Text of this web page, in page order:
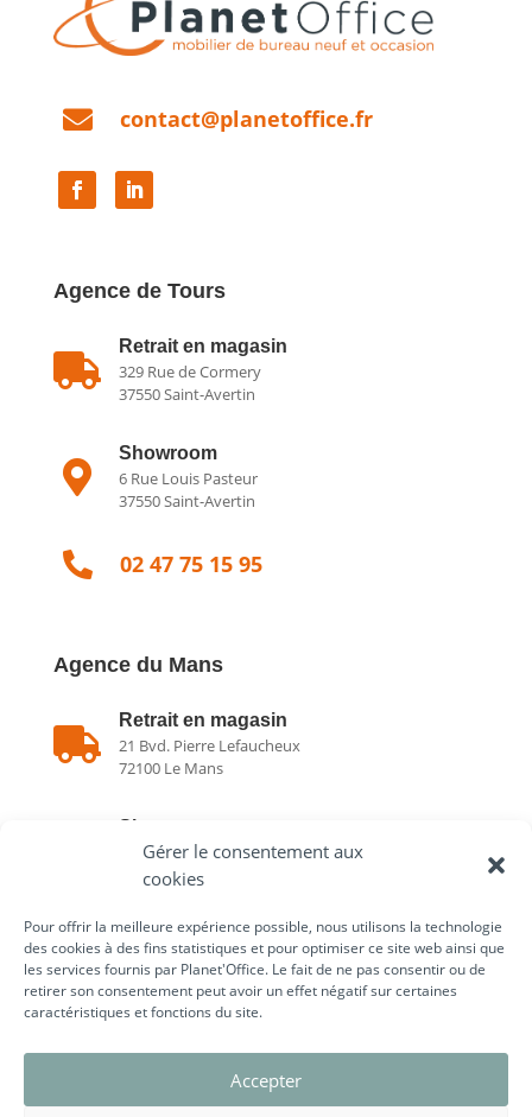
Gérer le consentement aux
cookies
Pour offrir la meilleure expérience possible, nous utilisons la technologie
des cookies à des fins statistiques et pour optimiser ce site web ainsi que
les services fournis par Planet'Office. Le fait de ne pas consentir ou de
retirer son consentement peut avoir un effet négatif sur certaines
caractéristiques et fonctions du site.
Accepter
 contact@planetoffice.fr
Agence de Tours

Retrait en magasin
329 Rue de Cormery
37550 Saint-Avertin

Showroom
6 Rue Louis Pasteur
37550 Saint-Avertin
 02 47 75 15 95
Agence du Mans

Retrait en magasin
21 Bvd. Pierre Lefaucheux
72100 Le Mans
Showroom
21 Bvd. Pierre Lefaucheux
72100 Le Mans
 02 43 75 78 75